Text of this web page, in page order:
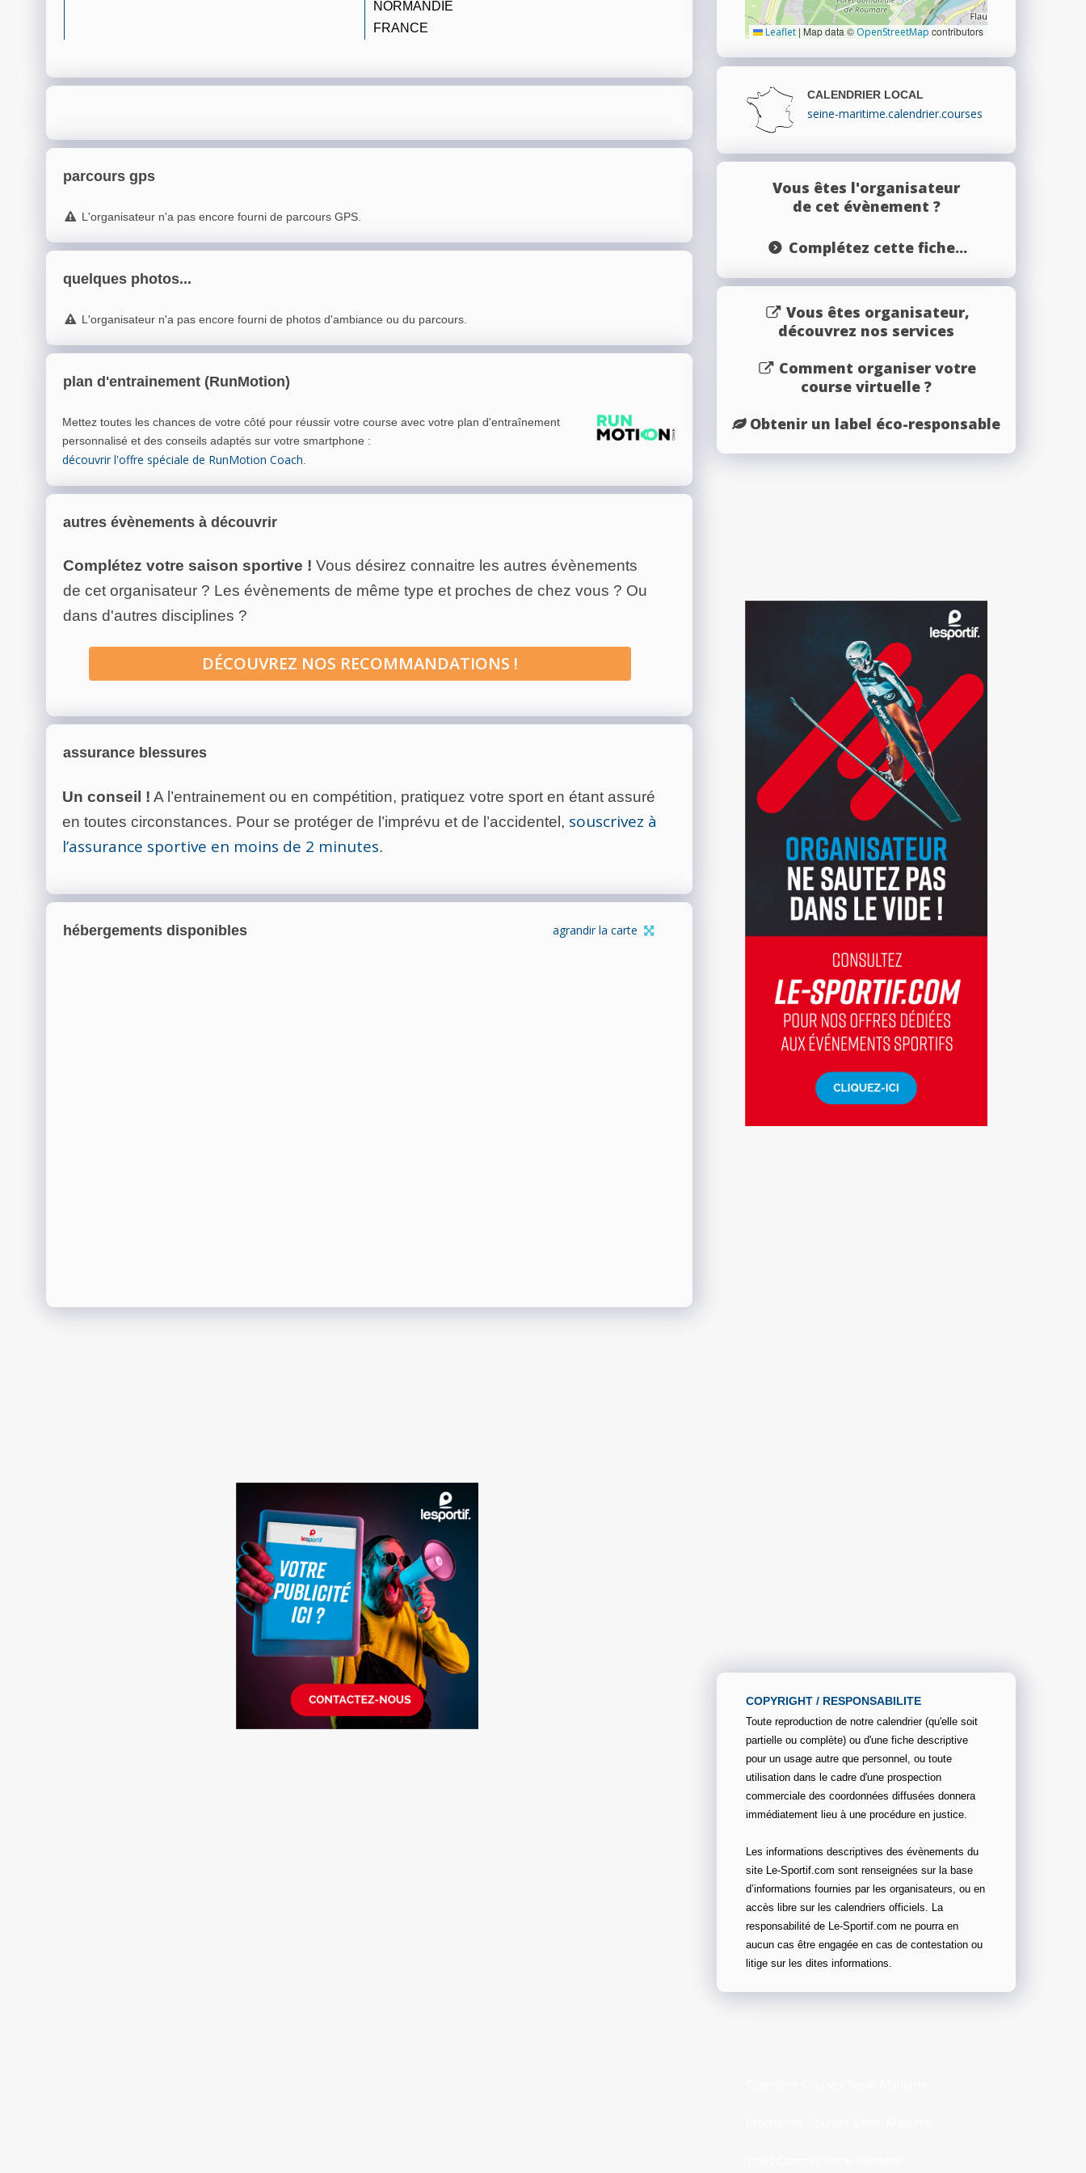
NORMANDIE
FRANCE
parcours gps
L'organisateur n'a pas encore fourni de parcours GPS.
quelques photos...
L'organisateur n'a pas encore fourni de photos d'ambiance ou du parcours.
plan d'entrainement (RunMotion)
Mettez toutes les chances de votre côté pour réussir votre course avec votre plan d'entraînement
personnalisé et des conseils adaptés sur votre smartphone :
découvrir l'offre spéciale de RunMotion Coach.
autres évènements à découvrir
Complétez votre saison sportive ! Vous désirez connaitre les autres évènements
de cet organisateur ? Les évènements de même type et proches de chez vous ? Ou
dans d'autres disciplines ?
DÉCOUVREZ NOS RECOMMANDATIONS !
assurance blessures
Un conseil ! A l’entrainement ou en compétition, pratiquez votre sport en étant assuré
en toutes circonstances. Pour se protéger de l’imprévu et de l’accidentel, souscrivez à
l’assurance sportive en moins de 2 minutes.
hébergements disponibles agrandir la carte
Leaflet | Map data © OpenStreetMap contributors
CALENDRIER LOCAL
seine-maritime.calendrier.courses
Vous êtes l'organisateur
de cet évènement ?
Complétez cette fiche...
Vous êtes organisateur,
découvrez nos services
Comment organiser votre
course virtuelle ?
Obtenir un label éco-responsable
COPYRIGHT / RESPONSABILITE
Toute reproduction de notre calendrier (qu'elle soit
partielle ou complète) ou d'une fiche descriptive
pour un usage autre que personnel, ou toute
utilisation dans le cadre d'une prospection
commerciale des coordonnées diffusées donnera
immédiatement lieu à une procédure en justice.
Les informations descriptives des évènements du
site Le-Sportif.com sont renseignées sur la base
d’informations fournies par les organisateurs, ou en
accès libre sur les calendriers officiels. La
responsabilité de Le-Sportif.com ne pourra en
aucun cas être engagée en cas de contestation ou
litige sur les dites informations.